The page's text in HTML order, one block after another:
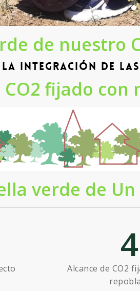
de nuestro
integración de las
CO2 fijado
verde de
4
Alcance de CO2